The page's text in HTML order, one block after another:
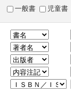
一般書 児童書